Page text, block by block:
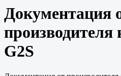
Документация
G2S